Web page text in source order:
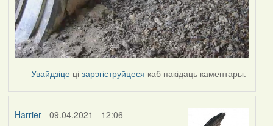
Увайдзіце цізарэгіструйцеся каб пакідаць каментары.
Harrier- 09.04.2021 - 12:06